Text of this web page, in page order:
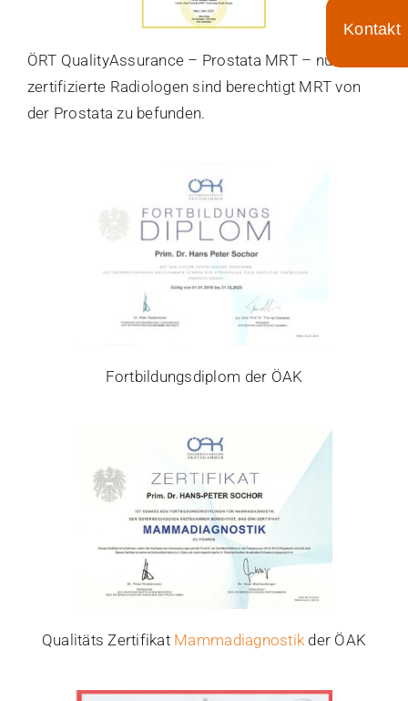
ÖRT QualityAssurance – Prostata MRT – nur
zertifizierte Radiologen sind berechtigt MRT von
der Prostata zu befunden.
Fortbildungsdiplom der ÖAK
Qualitäts Zertifikat Mammadiagnostik der ÖAK
Toggle
Sliding
Bar